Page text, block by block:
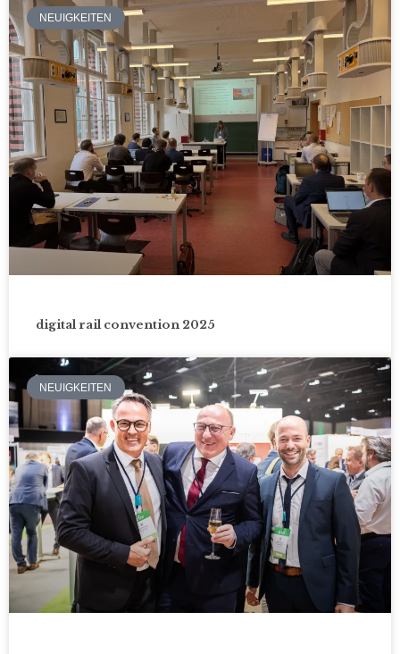
NEUIGKEITEN
digital rail convention 2025
NEUIGKEITEN